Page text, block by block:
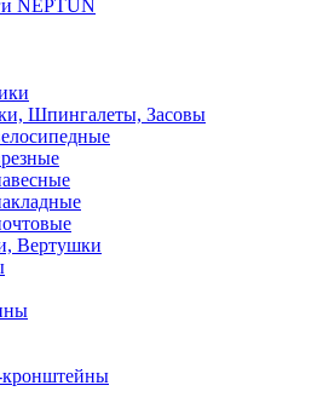
NEPTUN
Шпингалеты, Засовы
Вертушки
кронштейны